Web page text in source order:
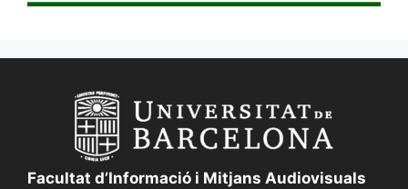
Facultat d’Informació i Mitjans Audiovisuals